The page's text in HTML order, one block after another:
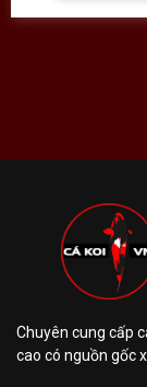
Chuyên cung cấp
cao có nguồn gốc